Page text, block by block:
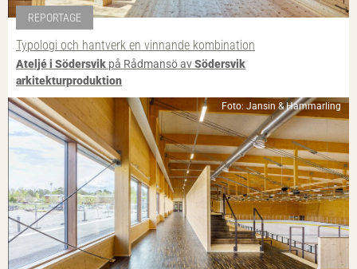
REPORTAGE
Typologi och hantverk en vinnande kombination
Ateljé i Södersvik på Rådmansö avSödersvik
arkitekturproduktion
Foto: Jansin & Hammarling